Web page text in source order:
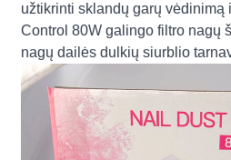
užtikrinti sklandų garų vėdinimą
Control 80W galingo filtro nagų
nagų dailės dulkių siurblio